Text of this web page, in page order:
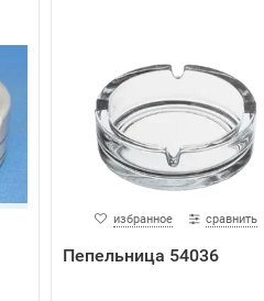
избранное сравнить
Пепельница 54036